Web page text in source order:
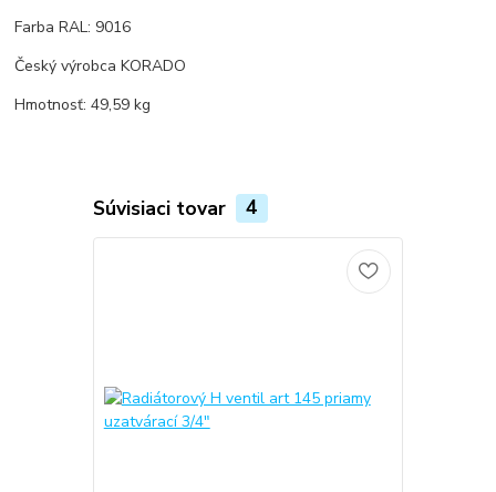
Farba RAL: 9016
Český výrobca KORADO
Hmotnosť: 49,59 kg
Súvisiaci tovar 4